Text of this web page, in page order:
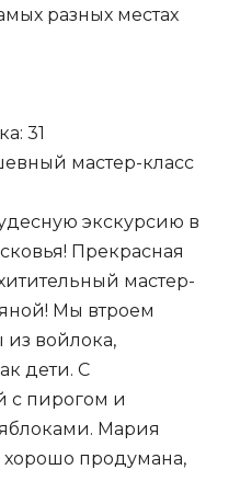
разных местах
31
мастер-класс
экскурсию в
Прекрасная
мастер-
Мы втроем
войлока,
дети. С
с пирогом и
Мария
продумана,